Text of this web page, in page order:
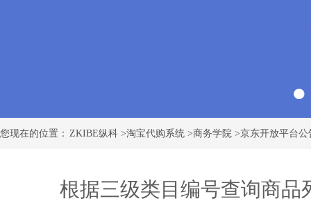
您现在的位置： ZKIBE纵科 >淘宝代购系统 >商务学院 >京东开放平台公
根据三级类目编号查询商品